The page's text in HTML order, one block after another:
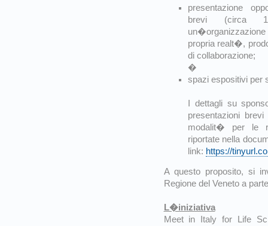
presentazione
brevi (circa
propria realt�,
di collaborazione;
�
spazi espositivi per
I dettagli su
presentazioni
modalit� per le
riportate nella
link: https://
A questo proposito, si
Regione del Veneto a
L�iniziativa
Meet in Italy for Life